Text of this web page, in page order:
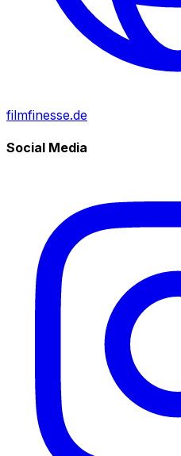
filmfinesse.de
Social Media